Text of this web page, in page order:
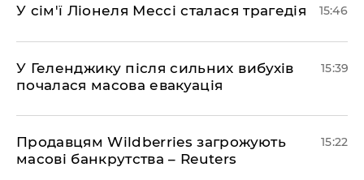
У сім'ї Ліонеля Мессі сталася трагедія 15:46
У Геленджику після сильних вибухів
почалася масова евакуація
15:39
Продавцям Wildberries загрожують
масові банкрутства – Reuters
15:22